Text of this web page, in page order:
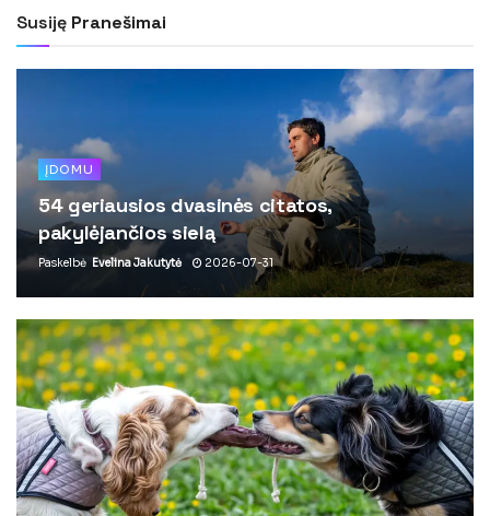
Susiję Pranešimai
ĮDOMU
54 geriausios dvasinės citatos,
pakylėjančios sielą
Paskelbė Evelina Jakutytė 2026-07-31